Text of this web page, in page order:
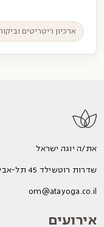
ארכיון ריטריטים
את/ה יוגה ישראל
שדרות רוטשילד 45 תל-אביב
om@atayoga.co.il
אירועים